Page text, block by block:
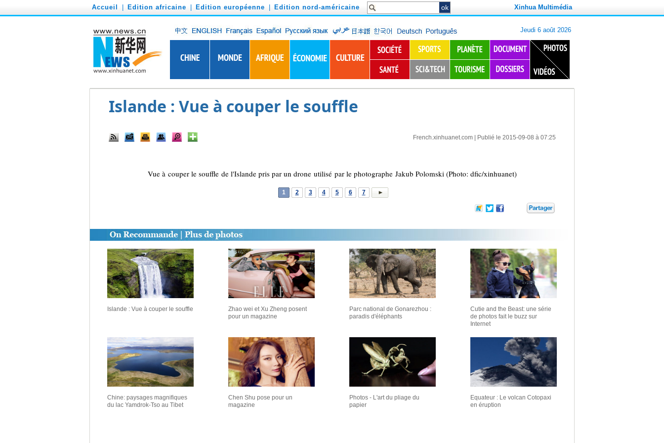
Accueil Edition africaine Edition européenne Edition nord-américaine Xinhua Multimédia
Islande : Vue à couper le souffle
French.xinhuanet.com| Publié le 2015-09-08 à 07:25
Vue à couper le souffle de l'Islande pris par un drone utilisé par le photographe Jakub Polomski (Photo: dfic/xinhuanet)
1 2 3 4 5 6 7
Islande : Vue à couper le souffle
Zhao wei et Xu Zheng posent
pour un magazine
Parc national de Gonarezhou :
paradis d'éléphants
Cutie and the Beast: une série
de photos fait le buzz sur
Internet
Chine: paysages magnifiques
du lac Yamdrok-Tso au Tibet
Chen Shu pose pour un
magazine
Photos - L'art du pliage du
papier
Equateur : Le volcan Cotopaxi
en éruption